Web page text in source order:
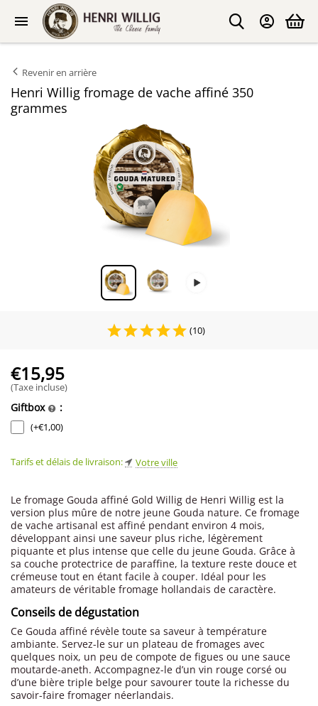
Revenir en arrière
Henri Willig fromage de vache affiné 350
grammes
(10)
€15,95
(Taxe incluse)
Giftbox :
(+€1,00)
Tarifs et délais de livraison: Votre ville
Le fromage Gouda affiné Gold Willig de Henri Willig est la
version plus mûre de notre jeune Gouda nature. Ce fromage
de vache artisanal est affiné pendant environ 4 mois,
développant ainsi une saveur plus riche, légèrement
piquante et plus intense que celle du jeune Gouda. Grâce à
sa couche protectrice de paraffine, la texture reste douce et
crémeuse tout en étant facile à couper. Idéal pour les
amateurs de véritable fromage hollandais de caractère.
Conseils de dégustation
Ce Gouda affiné révèle toute sa saveur à température
ambiante. Servez-le sur un plateau de fromages avec
quelques noix, un peu de compote de figues ou une sauce
moutarde-aneth. Accompagnez-le d’un vin rouge corsé ou
d’une bière triple belge pour savourer toute la richesse du
savoir-faire fromager néerlandais.